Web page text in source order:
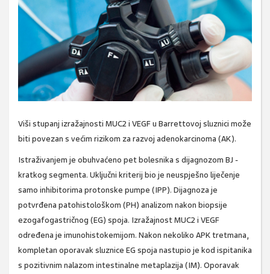
Viši stupanj izražajnosti MUC2 i VEGF u Barrettovoj sluznici može
biti povezan s većim rizikom za razvoj adenokarcinoma (AK).
Istraživanjem je obuhvaćeno pet bolesnika s dijagnozom BJ -
kratkog segmenta. Uključni kriterij bio je neuspješno liječenje
samo inhibitorima protonske pumpe (IPP). Dijagnoza je
potvrđena patohistološkom (PH) analizom nakon biopsije
ezogafogastričnog (EG) spoja. Izražajnost MUC2 i VEGF
određena je imunohistokemijom. Nakon nekoliko APK tretmana,
kompletan oporavak sluznice EG spoja nastupio je kod ispitanika
s pozitivnim nalazom intestinalne metaplazija (IM). Oporavak